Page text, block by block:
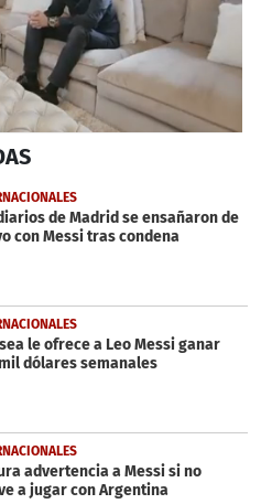
de Madrid se ensañaron de
con Messi tras condena
le ofrece a Leo Messi ganar
dólares semanales
advertencia a Messi si no
a jugar con Argentina